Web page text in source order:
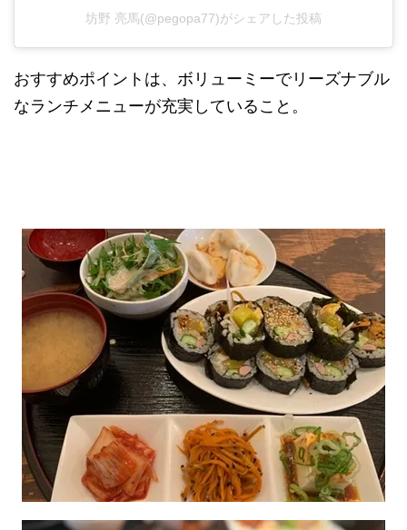
坊野 亮馬(@pegopa77)がシェアした投稿
おすすめポイントは、ボリューミーでリーズナブル
なランチメニューが充実していること。